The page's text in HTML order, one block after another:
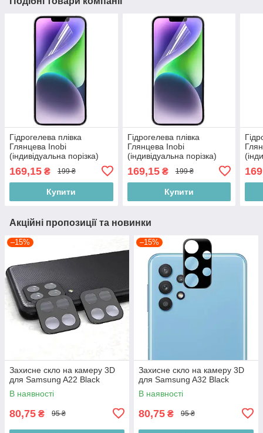
Гідрогелева плівка
Глянцева Inobi
(індивідуальна порізка)
169,15 ₴ 199 ₴
Купити
Гідрогелева плівка
Глянцева Inobi
(індивідуальна порізка)
169,15₴ 199 ₴
Купити
Акційні пропозиції та новинки
–15%
Захисне скло на камеру 3D
для Samsung A22 Black
В наявності
80,75 ₴ 95 ₴
–15%
Захисне скло на камеру 3D
для Samsung A32 Black
В наявності
80,75 ₴ 95 ₴